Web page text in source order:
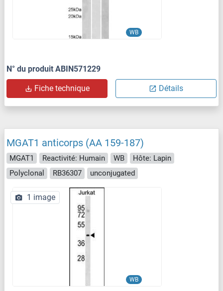
WB
N° du produit ABIN571229
Fiche technique Détails
MGAT1 anticorps (AA 159-187)
MGAT1 Reactivité: Humain WB
Hôte: Lapin
Polyclonal
RB36307 unconjugated
WB
1 image